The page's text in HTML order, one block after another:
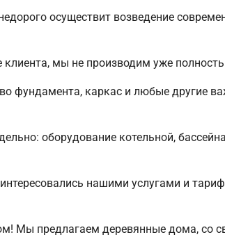
осуществит возведение
мы не производим уже
фундамента, каркас и любые другие
оборудование котельной,
нашими услугами и
Мы предлагаем деревянные дома, со